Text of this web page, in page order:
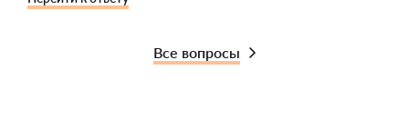
Все вопросы